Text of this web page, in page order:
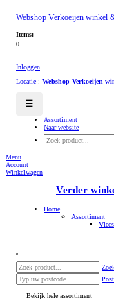
Webshop Verkoeijen winkel
Items:
0
Inloggen
Locatie : Webshop Verkoeijen
☰
Assortiment
Naar website
Menu
Account
Winkelwagen
Verder
Home
Assortiment
Vlees
Bekijk hele assortiment